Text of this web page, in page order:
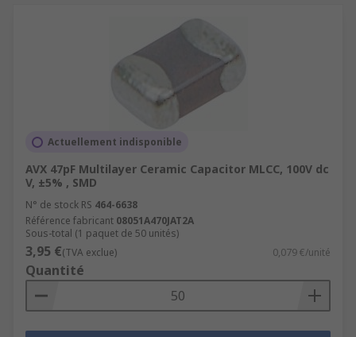
Actuellement indisponible
AVX 47pF Multilayer Ceramic Capacitor MLCC, 100V dc
V, ±5% , SMD
N° de stock RS 464-6638
Référence fabricant 08051A470JAT2A
Sous-total (1 paquet de 50 unités)
3,95 €(TVA exclue) 0,079 €/unité
Quantité